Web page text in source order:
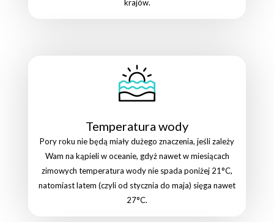
krajów.
Temperatura wody
Pory roku nie będą miały dużego znaczenia, jeśli zależy
Wam na kąpieli w oceanie, gdyż nawet w miesiącach
zimowych temperatura wody nie spada poniżej 21°C,
natomiast latem (czyli od stycznia do maja) sięga nawet
27°C.